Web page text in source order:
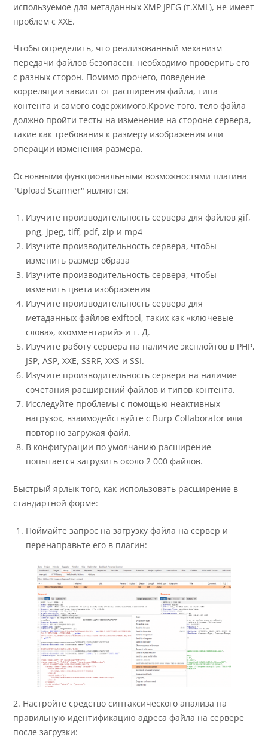
используемое для метаданных XMP JPEG (т.XML), не имеет
проблем с XXE.
Чтобы определить, что реализованный механизм
передачи файлов безопасен, необходимо проверить его
с разных сторон. Помимо прочего, поведение
корреляции зависит от расширения файла, типа
контента и самого содержимого.Кроме того, тело файла
должно пройти тесты на изменение на стороне сервера,
такие как требования к размеру изображения или
операции изменения размера.
Основными функциональными возможностями плагина
"Upload Scanner" являются:
Изучите производительность сервера для файлов gif,
png, jpeg, tiff, pdf, zip и mp4
Изучите производительность сервера, чтобы
изменить размер образа
Изучите производительность сервера, чтобы
изменить цвета изображения
Изучите производительность сервера для
метаданных файлов exiftool, таких как «ключевые
слова», «комментарий» и т. Д.
Изучите работу сервера на наличие эксплойтов в PHP,
JSP, ASP, XXE, SSRF, XXS и SSI.
Изучите производительность сервера на наличие
сочетания расширений файлов и типов контента.
Исследуйте проблемы с помощью неактивных
нагрузок, взаимодействуйте с Burp Collaborator или
повторно загружая файл.
В конфигурации по умолчанию расширение
попытается загрузить около 2 000 файлов.
Быстрый ярлык того, как использовать расширение в
стандартной форме:
Поймайте запрос на загрузку файла на сервер и
перенаправьте его в плагин:
2. Настройте средство синтаксического анализа на
правильную идентификацию адреса файла на сервере
после загрузки: